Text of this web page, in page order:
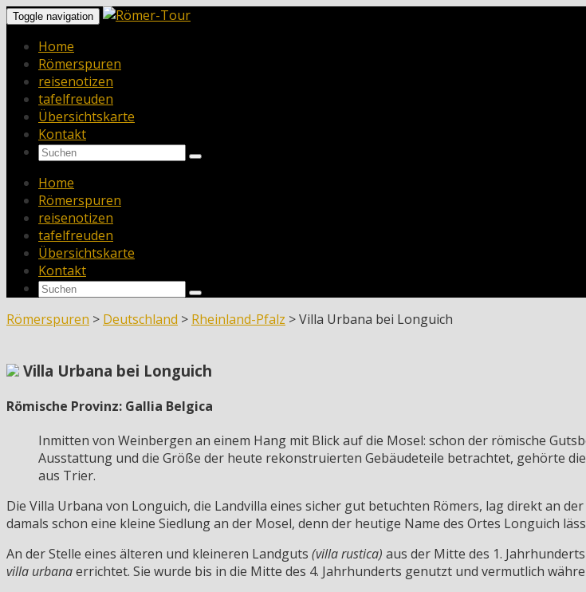
Toggle navigation
Home
Römerspuren
reisenotizen
tafelfreuden
Übersichtskarte
Kontakt
Home
Römerspuren
reisenotizen
tafelfreuden
Übersichtskarte
Kontakt
Römerspuren > Deutschland > Rheinland-Pfalz >Villa Urbana bei Longuich
Villa Urbana bei Longuich
Römische Provinz: Gallia Belgica
Inmitten von Weinbergen an einem Hang mit Blick auf die Mosel: schon der römische
Ausstattung und die Größe der heute rekonstruierten Gebäudeteile betrachtet, gehörte
aus Trier.
Die Villa Urbana von Longuich, die Landvilla eines sicher gut betuchten Römers, lag direkt an
damals schon eine kleine Siedlung an der Mosel, denn der heutige Name des Ortes Longuich
An der Stelle eines älteren und kleineren Landguts (villa rustica) aus der Mitte des 1.
villa urbanaerrichtet. Sie wurde bis in die Mitte des 4. Jahrhunderts genutzt und vermutlich